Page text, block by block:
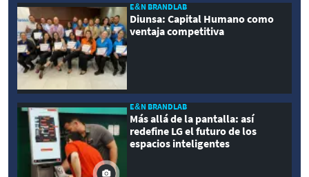
E&N BRANDLAB
Diunsa: Capital Humano como
ventaja competitiva
E&N BRANDLAB
Más allá de la pantalla: así
redefine LG el futuro de los
espacios inteligentes